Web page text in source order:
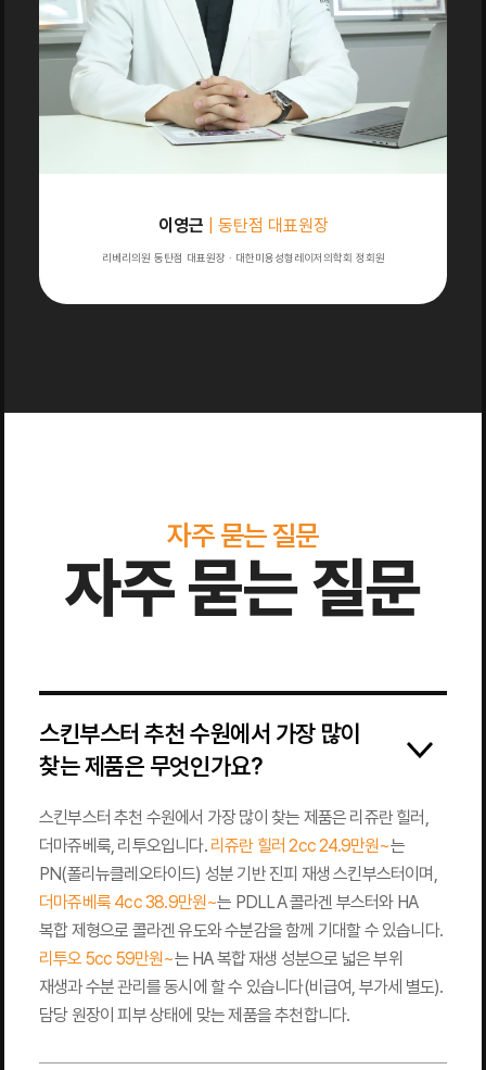
이영근 | 동탄점 대표원장
리베리의원 동탄점 대표원장 · 대한미용성형레이저의학회 정회원
자주 묻는 질문
자주 묻는 질문
스킨부스터 추천 수원에서 가장 많이
찾는 제품은 무엇인가요?
스킨부스터 추천 수원에서 가장 많이 찾는 제품은 리쥬란 힐러,
더마쥬베룩, 리투오입니다. 리쥬란 힐러 2cc 24.9만원~는
PN(폴리뉴클레오타이드) 성분 기반 진피 재생 스킨부스터이며,
더마쥬베룩 4cc 38.9만원~는 PDLLA 콜라겐 부스터와 HA
복합 제형으로 콜라겐 유도와 수분감을 함께 기대할 수 있습니다.
리투오 5cc 59만원~는 HA 복합 재생 성분으로 넓은 부위
재생과 수분 관리를 동시에 할 수 있습니다(비급여, 부가세 별도).
담당 원장이 피부 상태에 맞는 제품을 추천합니다.